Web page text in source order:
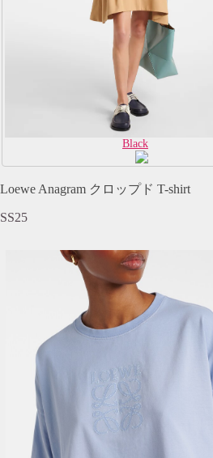
Black
Loewe Anagram クロップド T-shirt
SS25